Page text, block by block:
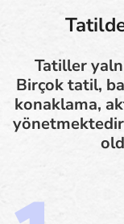
Tatiller
Birçok tatil,
konaklama,